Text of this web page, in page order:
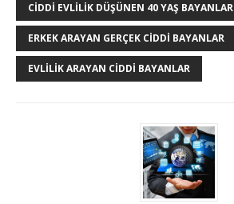
CIDDI EVLILIK DÜŞÜNEN 40 YAŞ BAYANLAR
ERKEK ARAYAN GERÇEK CIDDI BAYANLAR
EVLILIK ARAYAN CIDDI BAYANLAR